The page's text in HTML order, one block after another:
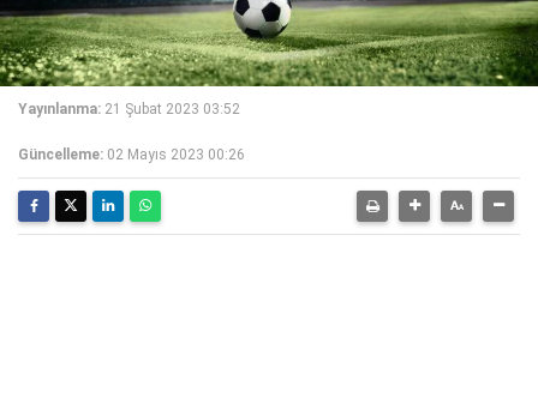
Yayınlanma: 21 Şubat 2023 03:52
Güncelleme: 02 Mayıs 2023 00:26